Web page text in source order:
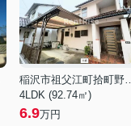
稲沢市祖父
4LDK (92.74㎡)
6.9万円